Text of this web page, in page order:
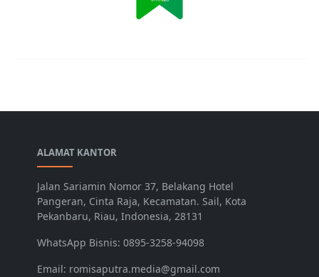
ALAMAT KANTOR
Jalan Sariamin Nomor 37, Belakang Hotel
Pangeran, Cinta Raja, Kecamatan. Sail, Kota
Pekanbaru, Riau, Indonesia, 28131
WhatsApp Bisnis: 0895-3258-94098
Email: romisaputra.media@gmail.com